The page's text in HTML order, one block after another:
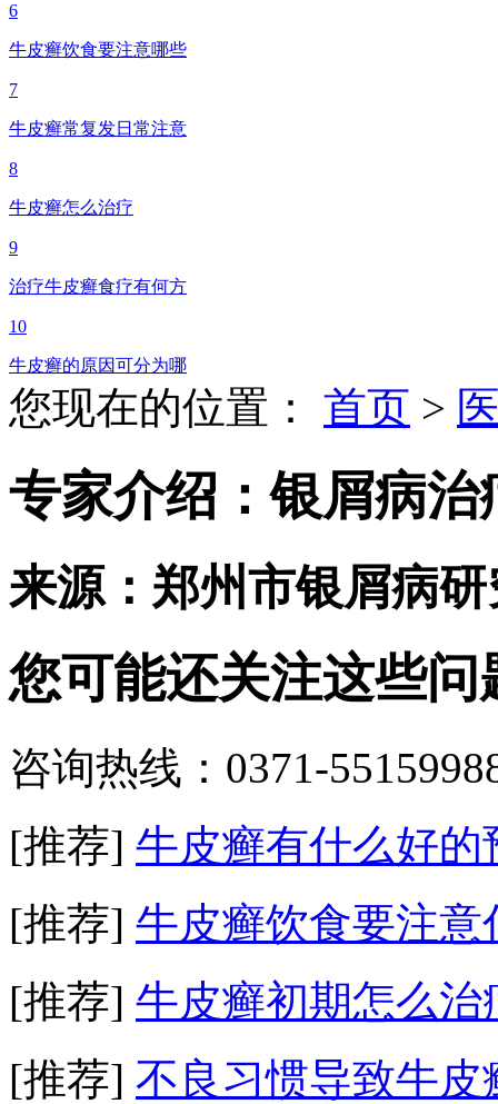
6
牛皮癣饮食要注意哪些
7
牛皮癣常复发日常注意
8
牛皮癣怎么治疗
9
治疗牛皮癣食疗有何方
10
牛皮癣的原因可分为哪
您现在的位置： 首页 >
专家介绍：银屑病治
来源：郑州市银屑病
您可能还关注这些问
咨询热线：0371-
[推荐] 牛皮癣有什么好的
[推荐] 牛皮癣饮食要注意
[推荐] 牛皮癣初期怎么治
[推荐] 不良习惯导致牛皮